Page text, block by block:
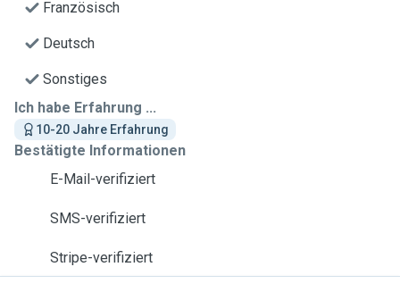
Französisch
Deutsch
Sonstiges
Ich habe Erfahrung ...
10-20 Jahre Erfahrung
Bestätigte Informationen
E-Mail-verifiziert
SMS-verifiziert
Stripe-verifiziert